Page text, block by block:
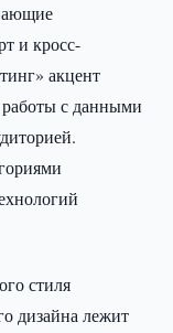
и кросс-
акцент
с данными
стиля
дизайна лежит